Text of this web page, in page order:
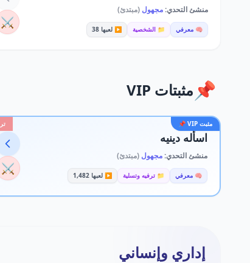
منشئ التحدي:مجهول (مبتدئ)
🧠 معرفي 📁 الشخصية ▶️ لعبها 38 ⚔️
📌 مثبتات VIP
مثبت VIP 📌
اسأله دينيه
منشئ التحدي:مجهول (مبتدئ)
🧠 معرفي 📁 ترفيه وتسلية ▶️ لعبها 1,482 ⚔️
إداري وإنساني